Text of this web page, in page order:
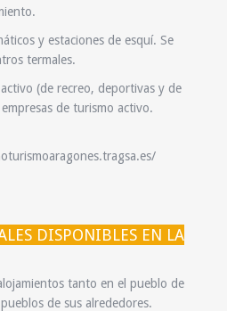
y estaciones de esquí. Se
termales.
(de recreo, deportivas y de
de turismo activo.
DISPONIBLES EN LA
tanto en el pueblo de
de sus alrededores.